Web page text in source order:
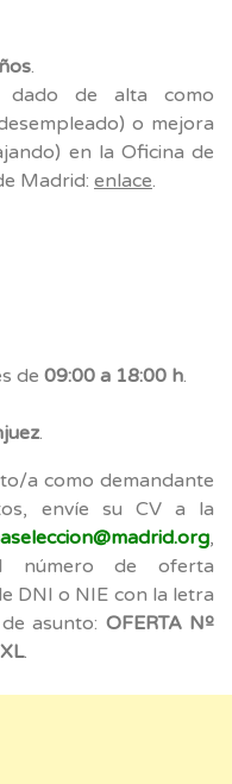
.
dado de alta como
o mejora
en la Oficina de
Madrid: enlace.
de 09:00 a 18:00 h.
.
a como demandante
envíe su CV a la
,
número de oferta
DNI o NIE con la letra
asunto: OFERTA Nº
.